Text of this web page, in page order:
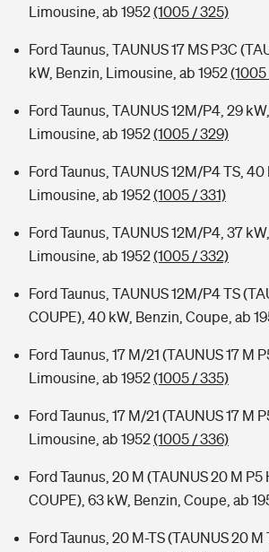
Limousine, ab 1952(1005 / 325)
Ford Taunus, TAUNUS 17 MS P3C
kW, Benzin, Limousine, ab 1952
Ford Taunus, TAUNUS 12M/P4, 29
Limousine, ab 1952(1005 / 329)
Ford Taunus, TAUNUS 12M/P4 TS, 40
Limousine, ab 1952(1005 / 331)
Ford Taunus, TAUNUS 12M/P4, 37
Limousine, ab 1952(1005 / 332)
Ford Taunus, TAUNUS 12M/P4 TS
COUPE), 40 kW, Benzin, Coupe, ab
Ford Taunus, 17 M/21 (TAUNUS 17 M
Limousine, ab 1952(1005 / 335)
Ford Taunus, 17 M/21 (TAUNUS 17 M
Limousine, ab 1952(1005 / 336)
Ford Taunus, 20 M (TAUNUS 20 M P5
COUPE), 63 kW, Benzin, Coupe, ab
Ford Taunus, 20 M-TS (TAUNUS 20 M